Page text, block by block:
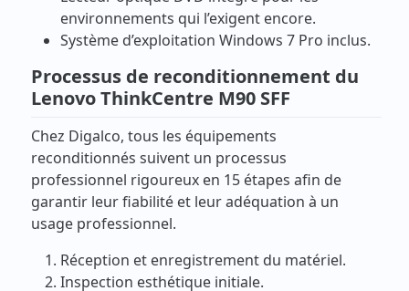
environnements qui l’exigent encore.
Système d’exploitation Windows 7 Pro inclus.
Processus de reconditionnement du
Lenovo ThinkCentre M90 SFF
Chez Digalco, tous les équipements
reconditionnés suivent un processus
professionnel rigoureux en 15 étapes afin de
garantir leur fiabilité et leur adéquation à un
usage professionnel.
Réception et enregistrement du matériel.
Inspection esthétique initiale.